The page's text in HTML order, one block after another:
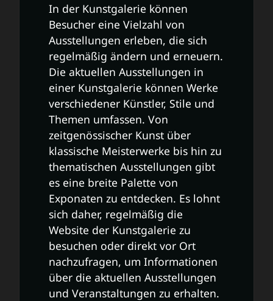
In der Kunstgalerie können
Besucher eine Vielzahl von
Ausstellungen erleben, die sich
regelmäßig ändern und erneuern.
Die aktuellen Ausstellungen in
einer Kunstgalerie können Werke
verschiedener Künstler, Stile und
Themen umfassen. Von
zeitgenössischer Kunst über
klassische Meisterwerke bis hin zu
thematischen Ausstellungen gibt
es eine breite Palette von
Exponaten zu entdecken. Es lohnt
sich daher, regelmäßig die
Website der Kunstgalerie zu
besuchen oder direkt vor Ort
nachzufragen, um Informationen
über die aktuellen Ausstellungen
und Veranstaltungen zu erhalten.